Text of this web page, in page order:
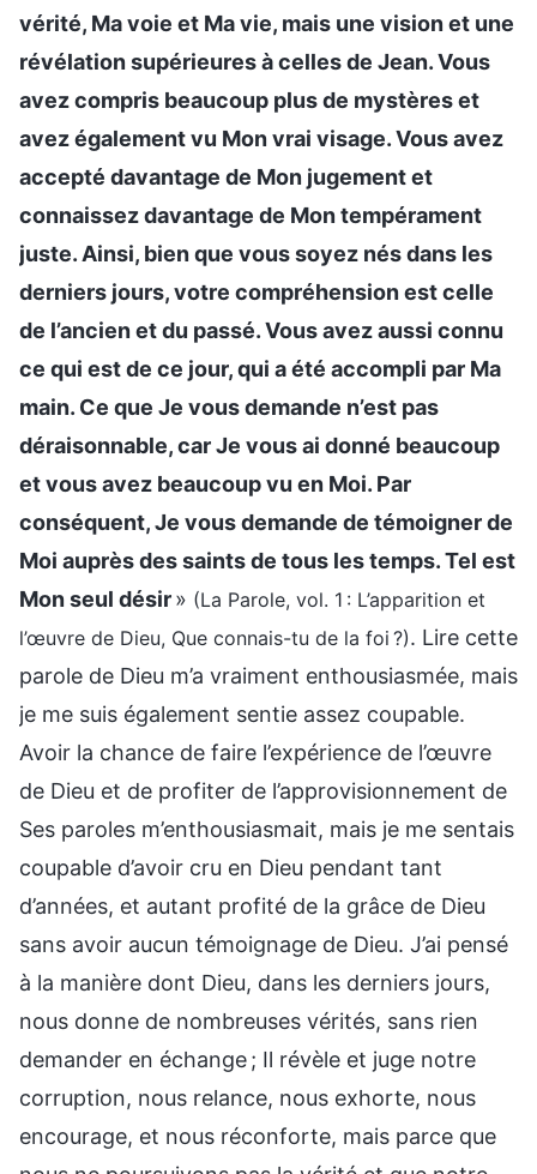
vérité, Ma voie et Ma vie, mais une vision et une
révélation supérieures à celles de Jean. Vous
avez compris beaucoup plus de mystères et
avez également vu Mon vrai visage. Vous avez
accepté davantage de Mon jugement et
connaissez davantage de Mon tempérament
juste. Ainsi, bien que vous soyez nés dans les
derniers jours, votre compréhension est celle
de l’ancien et du passé. Vous avez aussi connu
ce qui est de ce jour, qui a été accompli par Ma
main. Ce que Je vous demande n’est pas
déraisonnable, car Je vous ai donné beaucoup
et vous avez beaucoup vu en Moi. Par
conséquent, Je vous demande de témoigner de
Moi auprès des saints de tous les temps. Tel est
Mon seul désir» (La Parole, vol. 1 : L’apparition et
l’œuvre de Dieu, Que connais-tu de la foi ?). Lire cette
parole de Dieu m’a vraiment enthousiasmée, mais
je me suis également sentie assez coupable.
Avoir la chance de faire l’expérience de l’œuvre
de Dieu et de profiter de l’approvisionnement de
Ses paroles m’enthousiasmait, mais je me sentais
coupable d’avoir cru en Dieu pendant tant
d’années, et autant profité de la grâce de Dieu
sans avoir aucun témoignage de Dieu. J’ai pensé
à la manière dont Dieu, dans les derniers jours,
nous donne de nombreuses vérités, sans rien
demander en échange ; Il révèle et juge notre
corruption, nous relance, nous exhorte, nous
encourage, et nous réconforte, mais parce que